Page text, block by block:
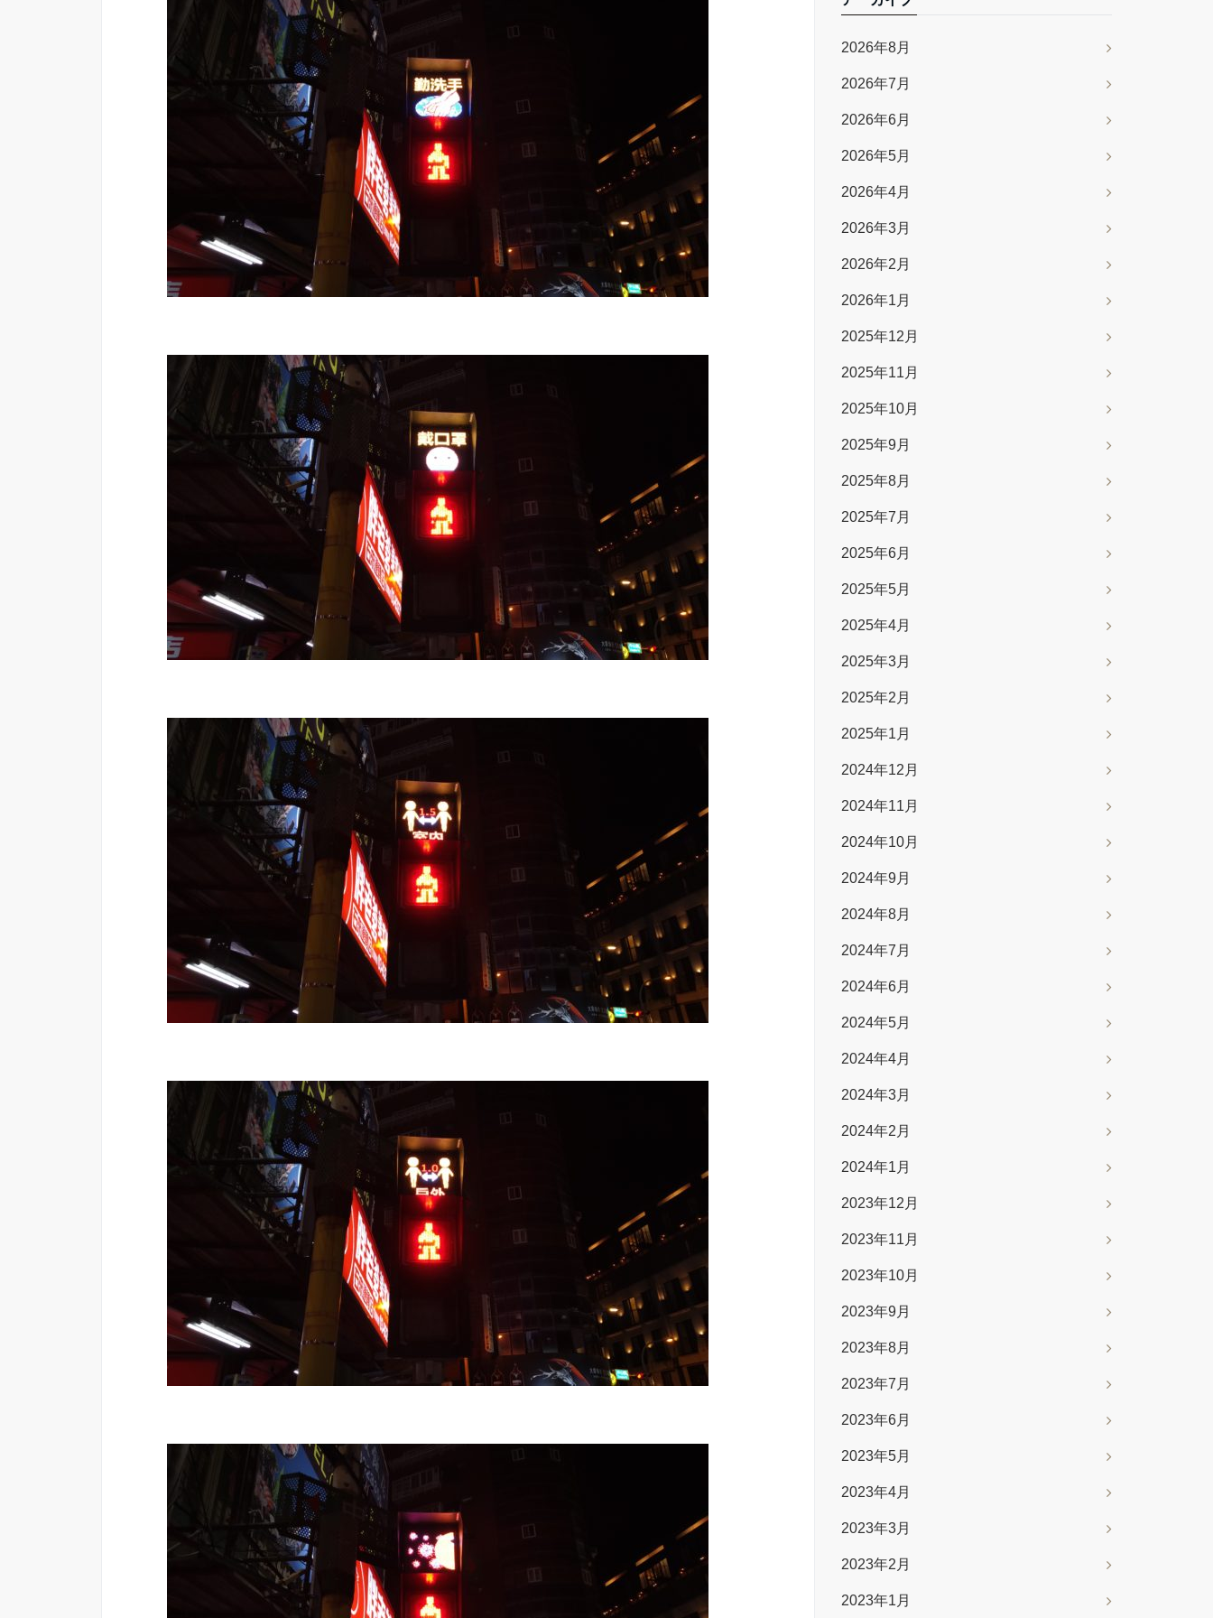
2026年8月
2026年7月
2026年6月
2026年5月
2026年4月
2026年3月
2026年2月
2026年1月
2025年12月
2025年11月
2025年10月
2025年9月
2025年8月
2025年7月
2025年6月
2025年5月
2025年4月
2025年3月
2025年2月
2025年1月
2024年12月
2024年11月
2024年10月
2024年9月
2024年8月
2024年7月
2024年6月
2024年5月
2024年4月
2024年3月
2024年2月
2024年1月
2023年12月
2023年11月
2023年10月
2023年9月
2023年8月
2023年7月
2023年6月
2023年5月
2023年4月
2023年3月
2023年2月
2023年1月